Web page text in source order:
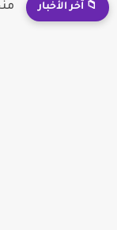
📁 آخر الأخبار